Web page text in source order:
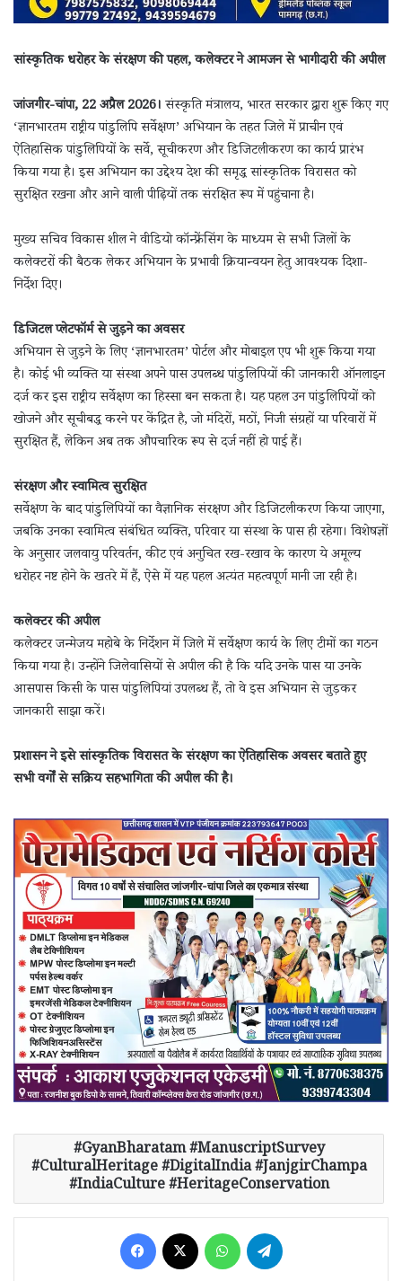
सांस्कृतिक धरोहर के संरक्षण की पहल, कलेक्टर ने आमजन से भागीदारी की अपील
जांजगीर-चांपा, 22 अप्रैल 2026। संस्कृति मंत्रालय, भारत सरकार द्वारा शुरू किए गए
‘ज्ञानभारतम राष्ट्रीय पांडुलिपि सर्वेक्षण’ अभियान के तहत जिले में प्राचीन एवं
ऐतिहासिक पांडुलिपियों के सर्वे, सूचीकरण और डिजिटलीकरण का कार्य प्रारंभ
किया गया है। इस अभियान का उद्देश्य देश की समृद्ध सांस्कृतिक विरासत को
सुरक्षित रखना और आने वाली पीढ़ियों तक संरक्षित रूप में पहुंचाना है।
मुख्य सचिव विकास शील ने वीडियो कॉन्फ्रेंसिंग के माध्यम से सभी जिलों के
कलेक्टरों की बैठक लेकर अभियान के प्रभावी क्रियान्वयन हेतु आवश्यक दिशा-
निर्देश दिए।
डिजिटल प्लेटफॉर्म से जुड़ने का अवसर
अभियान से जुड़ने के लिए ‘ज्ञानभारतम’ पोर्टल और मोबाइल एप भी शुरू किया गया
है। कोई भी व्यक्ति या संस्था अपने पास उपलब्ध पांडुलिपियों की जानकारी ऑनलाइन
दर्ज कर इस राष्ट्रीय सर्वेक्षण का हिस्सा बन सकता है। यह पहल उन पांडुलिपियों को
खोजने और सूचीबद्ध करने पर केंद्रित है, जो मंदिरों, मठों, निजी संग्रहों या परिवारों में
सुरक्षित हैं, लेकिन अब तक औपचारिक रूप से दर्ज नहीं हो पाई हैं।
संरक्षण और स्वामित्व सुरक्षित
सर्वेक्षण के बाद पांडुलिपियों का वैज्ञानिक संरक्षण और डिजिटलीकरण किया जाएगा,
जबकि उनका स्वामित्व संबंधित व्यक्ति, परिवार या संस्था के पास ही रहेगा। विशेषज्ञों
के अनुसार जलवायु परिवर्तन, कीट एवं अनुचित रख-रखाव के कारण ये अमूल्य
धरोहर नष्ट होने के खतरे में हैं, ऐसे में यह पहल अत्यंत महत्वपूर्ण मानी जा रही है।
कलेक्टर की अपील
कलेक्टर जन्मेजय महोबे के निर्देशन में जिले में सर्वेक्षण कार्य के लिए टीमों का गठन
किया गया है। उन्होंने जिलेवासियों से अपील की है कि यदि उनके पास या उनके
आसपास किसी के पास पांडुलिपियां उपलब्ध हैं, तो वे इस अभियान से जुड़कर
जानकारी साझा करें।
प्रशासन ने इसे सांस्कृतिक विरासत के संरक्षण का ऐतिहासिक अवसर बताते हुए
सभी वर्गों से सक्रिय सहभागिता की अपील की है।
GyanBharatam #ManuscriptSurvey
#CulturalHeritage #DigitalIndia #JanjgirChampa
#IndiaCulture #HeritageConservation
Facebook WhatsApp